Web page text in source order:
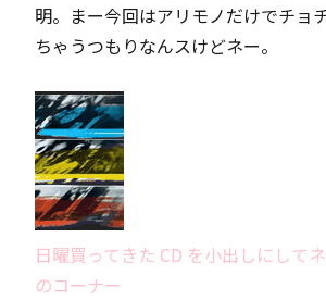
明。まー今回はアリモノだけでチョ
ちゃうつもりなんスけどネー。
日曜買ってきた CD を小出しにして
のコーナー